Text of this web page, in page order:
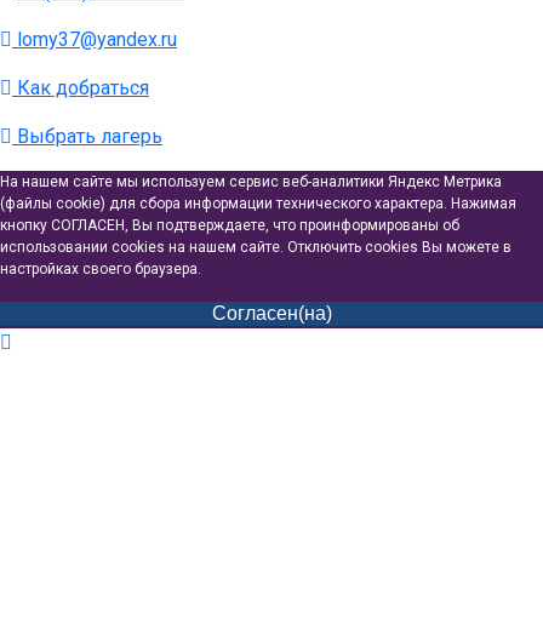
lomy37@yandex.ru
Как добраться
Выбрать лагерь
На нашем сайте мы используем сервис веб-аналитики Яндекс Метрика
(файлы cookie) для сбора информации технического характера. Нажимая
кнопку СОГЛАСЕН, Вы подтверждаете, что проинформированы об
использовании cookies на нашем сайте. Отключить cookies Вы можете в
настройках своего браузера.
Согласен(на)